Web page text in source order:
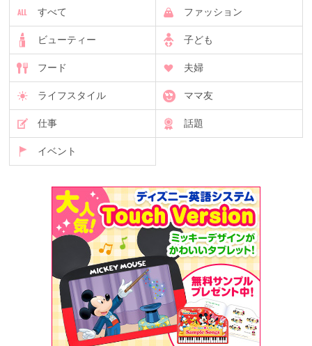
すべて ファッション
ビューティー 子ども
フード 夫婦
ライフスタイル ママ友
仕事 話題
イベント